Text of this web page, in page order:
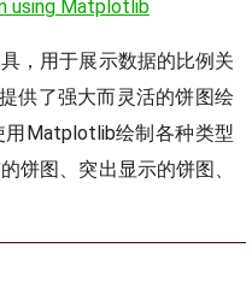
using Matplotlib
，用于展示数据的比例关
供了强大而灵活的饼图绘
Matplotlib绘制各种类型
饼图、突出显示的饼图、